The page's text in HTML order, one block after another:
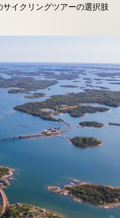
イクリングツアーの選択肢